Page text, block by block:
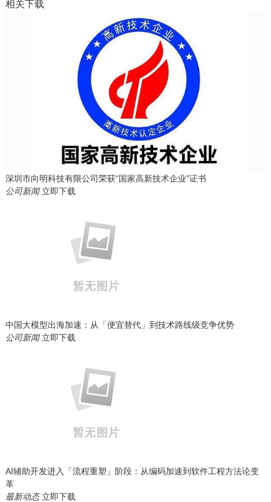
相关下载
深圳市向明科技有限公司荣获“国家高新技术企业”证书
公司新闻 立即下载
中国大模型出海加速：从「便宜替代」到技术路线级竞争优势
公司新闻 立即下载
AI辅助开发进入「流程重塑」阶段：从编码加速到软件工程方法论变
革
最新动态 立即下载